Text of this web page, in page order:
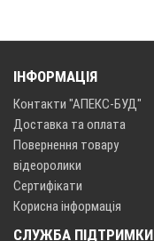
ІНФОРМАЦІЯ
Контакти "АПЕКС-БУД"
Доставка та оплата
Повернення товару
відеоролики
Сертифікати
Корисна інформація
СЛУЖБА ПІДТРИМКИ